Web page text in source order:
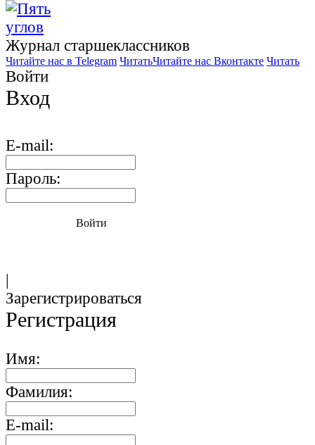
Журнал старшекласcников
Читайте нас в Telegram ЧитатьЧитайте нас Вконтакте Читать
Войти
Вход
E-mail:
Пароль:
Войти
|
Зарегистрироваться
Регистрация
Имя:
Фамилия:
E-mail: